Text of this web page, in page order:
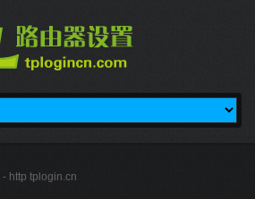
- http tplogin.cn